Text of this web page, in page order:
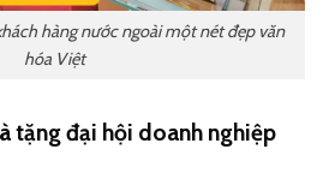
hàng nước ngoài một nét đẹp văn
hóa Việt
tặng đại hội doanh nghiệp